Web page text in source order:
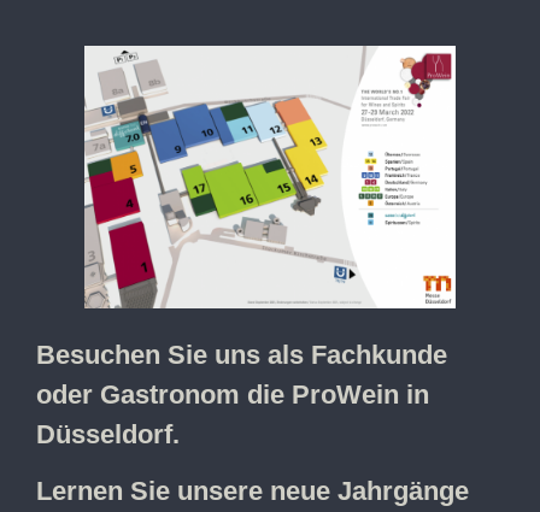
Besuchen Sie uns als Fachkunde
oder Gastronom die ProWein in
Düsseldorf.
Lernen Sie unsere neue Jahrgänge